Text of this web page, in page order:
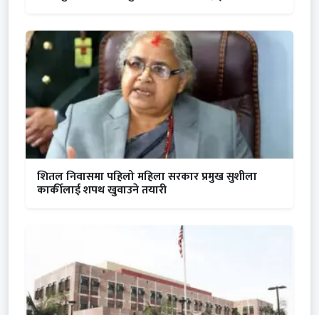
शितल निवासमा पहिलो महिला सरकार प्रमुख सुशीला
कार्कीलाई शपथ खुवाउने तयारी